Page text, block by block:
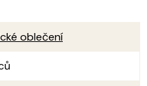
oblečení